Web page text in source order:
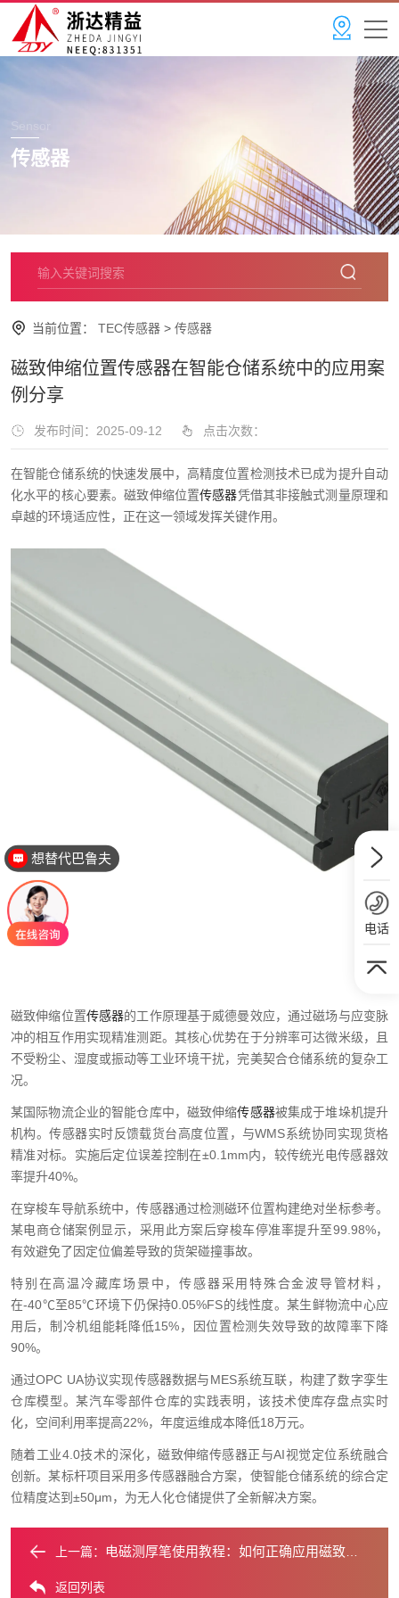
Sensor
传感器
当前位置： TEC传感器 > 传感器
磁致伸缩位置传感器在智能仓储系统中的应用案
例分享
发布时间：2025-09-12 点击次数：
在智能仓储系统的快速发展中，高精度位置检测技术已成为提升自动
化水平的核心要素。磁致伸缩位置传感器凭借其非接触式测量原理和
卓越的环境适应性，正在这一领域发挥关键作用。
磁致伸缩位置传感器的工作原理基于威德曼效应，通过磁场与应变脉
冲的相互作用实现精准测距。其核心优势在于分辨率可达微米级，且
不受粉尘、湿度或振动等工业环境干扰，完美契合仓储系统的复杂工
况。
某国际物流企业的智能仓库中，磁致伸缩传感器被集成于堆垛机提升
机构。传感器实时反馈载货台高度位置，与WMS系统协同实现货格
精准对标。实施后定位误差控制在±0.1mm内，较传统光电传感器效
率提升40%。
在穿梭车导航系统中，传感器通过检测磁环位置构建绝对坐标参考。
某电商仓储案例显示，采用此方案后穿梭车停准率提升至99.98%，
有效避免了因定位偏差导致的货架碰撞事故。
特别在高温冷藏库场景中，传感器采用特殊合金波导管材料，
在-40℃至85℃环境下仍保持0.05%FS的线性度。某生鲜物流中心应
用后，制冷机组能耗降低15%，因位置检测失效导致的故障率下降
90%。
通过OPC UA协议实现传感器数据与MES系统互联，构建了数字孪生
仓库模型。某汽车零部件仓库的实践表明，该技术使库存盘点实时
化，空间利用率提高22%，年度运维成本降低18万元。
随着工业4.0技术的深化，磁致伸缩传感器正与AI视觉定位系统融合
创新。某标杆项目采用多传感器融合方案，使智能仓储系统的综合定
位精度达到±50μm，为无人化仓储提供了全新解决方案。
上一篇： 电磁测厚笔使用教程：如何正确应用磁致伸缩原理进行测量？
返回列表
电话
想替代巴鲁夫